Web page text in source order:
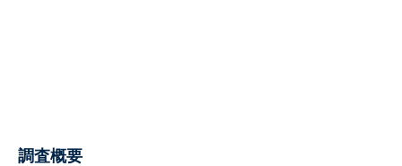
調査概要